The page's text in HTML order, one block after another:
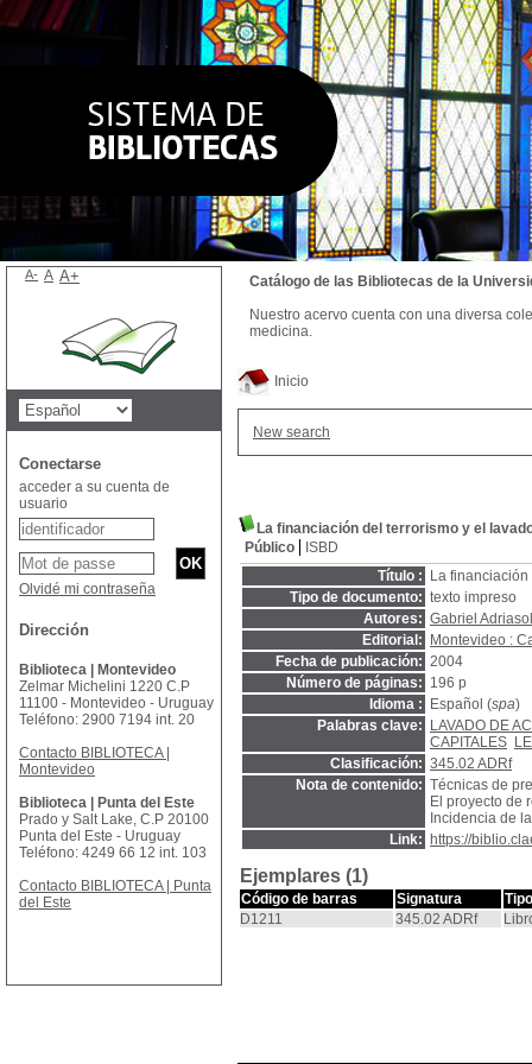
Inicio
New search
La financiación del terrorismo y el
Público
ISBD
Título :
La
Tipo de documento: texto impreso
Autores: Gabriel
Editorial:
Montevideo :
Fecha de publicación: 2004
Número de páginas: 196 p
Idioma :
Español (spa)
Palabras clave:
LAVADO DE
CAPITALES
Clasificación: 345.02 ADRf
Nota de contenido: Técnicas de
El proyecto de
Incidencia de
Link:
https://
Ejemplares (1)
Código de barras Signatura
D1211
345.02 ADRf
Catálogo de las Bibliotecas de la
Nuestro acervo cuenta con una diversa
medicina.
A- A A+
Conectarse
acceder a su cuenta de
usuario
Olvidé mi contraseña
Dirección
Biblioteca | Montevideo
Zelmar Michelini 1220 C.P
11100 - Montevideo - Uruguay
Teléfono: 2900 7194 int. 20
Contacto BIBLIOTECA |
Montevideo
Biblioteca | Punta del Este
Prado y Salt Lake, C.P 20100
Punta del Este - Uruguay
Teléfono: 4249 66 12 int. 103
Contacto BIBLIOTECA | Punta
del Este